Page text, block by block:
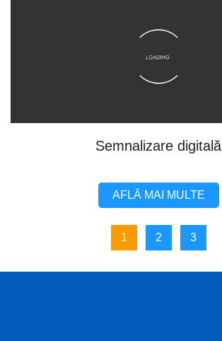
Semnalizare digitală
AFLĂ MAI MULTE
1 2 3